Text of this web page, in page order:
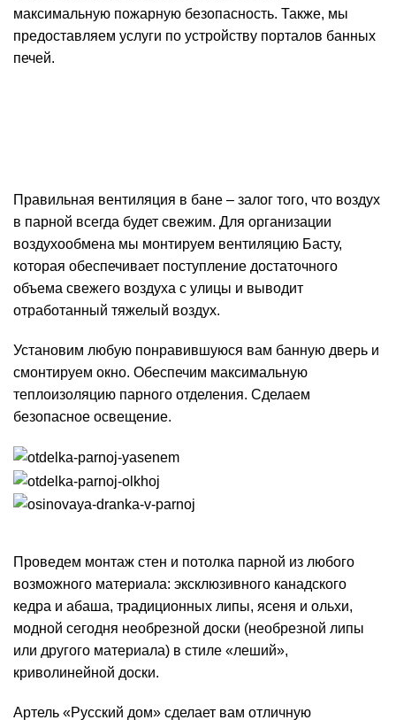
максимальную пожарную безопасность. Также, мы
предоставляем услуги по устройству порталов банных
печей.
Правильная вентиляция в бане – залог того, что воздух
в парной всегда будет свежим. Для организации
воздухообмена мы монтируем вентиляцию Басту,
которая обеспечивает поступление достаточного
объема свежего воздуха с улицы и выводит
отработанный тяжелый воздух.
Установим любую понравившуюся вам банную дверь и
смонтируем окно. Обеспечим максимальную
теплоизоляцию парного отделения. Сделаем
безопасное освещение.
Проведем монтаж стен и потолка парной из любого
возможного материала: эксклюзивного канадского
кедра и абаша, традиционных липы, ясеня и ольхи,
модной сегодня необрезной доски (необрезной липы
или другого материала) в стиле «леший»,
криволинейной доски.
Артель «Русский дом» сделает вам отличную